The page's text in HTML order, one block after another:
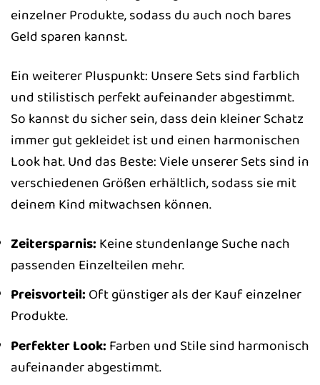
einzelner Produkte, sodass du auch noch bares
Geld sparen kannst.
Ein weiterer Pluspunkt: Unsere Sets sind farblich
und stilistisch perfekt aufeinander abgestimmt.
So kannst du sicher sein, dass dein kleiner Schatz
immer gut gekleidet ist und einen harmonischen
Look hat. Und das Beste: Viele unserer Sets sind in
verschiedenen Größen erhältlich, sodass sie mit
deinem Kind mitwachsen können.
Zeitersparnis: Keine stundenlange Suche nach
passenden Einzelteilen mehr.
Preisvorteil: Oft günstiger als der Kauf einzelner
Produkte.
Perfekter Look: Farben und Stile sind harmonisch
aufeinander abgestimmt.